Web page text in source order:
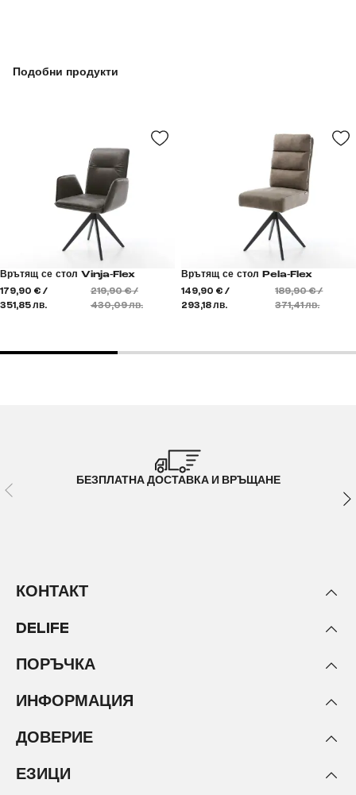
Подобни продукти
Врътящ се стол Vinja-Flex
179,90 € /
351,85 лв.
219,90 € /
430,09 лв.
Врътящ се стол Pela-Flex
149,90 € /
293,18 лв.
189,90 € /
371,41 лв.
БЕЗПЛАТНА ДОСТАВКА И ВРЪЩАНЕ
КОНТАКТ
DELIFE
ПОРЪЧКА
ИНФОРМАЦИЯ
ДОВЕРИЕ
ЕЗИЦИ